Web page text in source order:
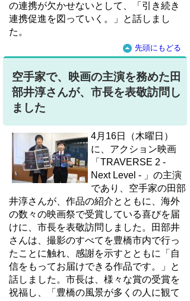
の連携が欠かせないとして、「引き続き
連携促進を図っていく。」と話しまし
た。
先頭にもどる
空手家で、映画の主演を務めた田
部井淳さんが、市長を表敬訪問し
ました
4月16日（木曜日）
に、アクション映画
「TRAVERSE 2 -
Next Level - 」の主演
であり、空手家の田部
井淳さんが、作品の紹介とともに、海外
の数々の映画祭で受賞している喜びを届
けに、市長を表敬訪問しました。田部井
さんは、撮影のすべてを豊橋市内で行っ
たことに触れ、感謝を示すとともに「自
信をもってお届けできる作品です。」と
話しました。市長は、様々な賞の受賞を
祝福し、「豊橋の風景が多くの人に観て